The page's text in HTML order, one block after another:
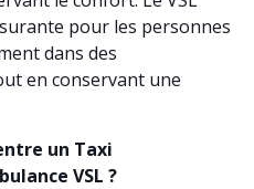
pour les personnes
dans des
en conservant une
un Taxi
VSL ?